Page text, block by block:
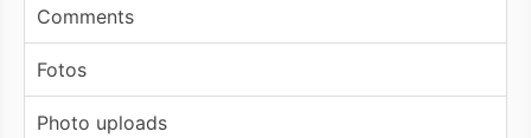
Comments
Fotos
Photo uploads